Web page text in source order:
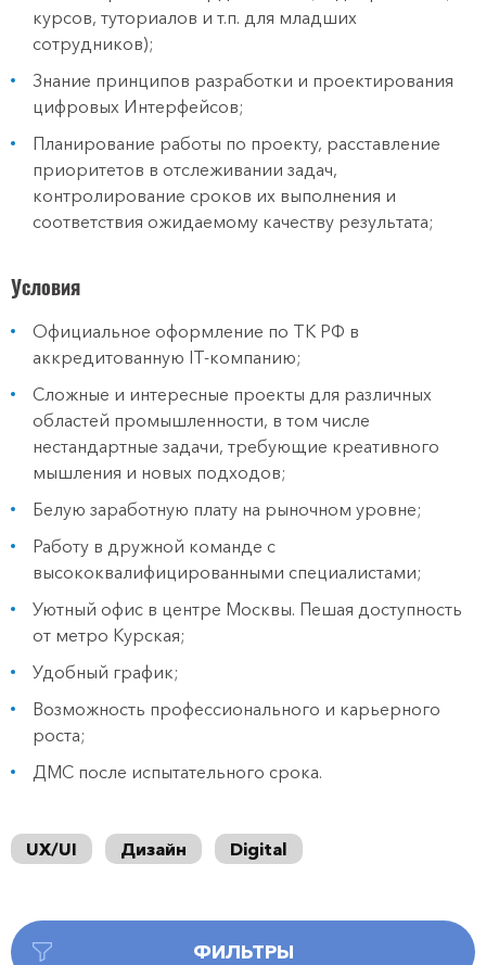
курсов, туториалов и т.п. для младших
сотрудников);
Знание принципов разработки и проектирования
цифровых Интерфейсов;
Планирование работы по проекту, расставление
приоритетов в отслеживании задач,
контролирование сроков их выполнения и
соответствия ожидаемому качеству результата;
Условия
Официальное оформление по ТК РФ в
аккредитованную IT-компанию;
Сложные и интересные проекты для различных
областей промышленности, в том числе
нестандартные задачи, требующие креативного
мышления и новых подходов;
Белую заработную плату на рыночном уровне;
Работу в дружной команде с
высококвалифицированными специалистами;
Уютный офис в центре Москвы. Пешая доступность
от метро Курская;
Удобный график;
Возможность профессионального и карьерного
роста;
ДМС после испытательного срока.
UX/UI Дизайн Digital
ФИЛЬТРЫ